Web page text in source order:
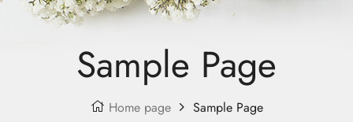
Sample Page
Home page Sample Page